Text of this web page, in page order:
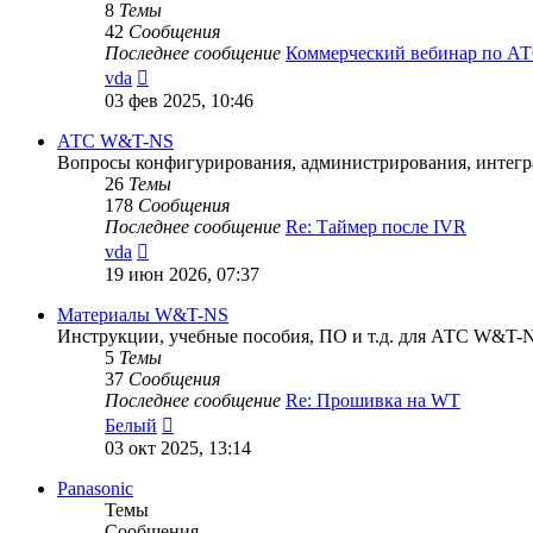
8 Темы
42 Сообщения
Последнее сообщение Коммерческий вебинар по
vda
к
последнему
сообщению
03 фев 2025, 10:46
АТС W&T-NS
Вопросы конфигурирования, администрирования,
26 Темы
178 Сообщения
Последнее сообщение Re: Таймер после IVR
vda
к
последнему
сообщению
19 июн 2026, 07:37
Материалы W&T-NS
Инструкции, учебные пособия, ПО и т.д. для АТС W&T-
5 Темы
37 Сообщения
Последнее сообщение Re: Прошивка на WT
Белый
к
последнему
03 окт 2025, 13:14
Panasonic
Темы